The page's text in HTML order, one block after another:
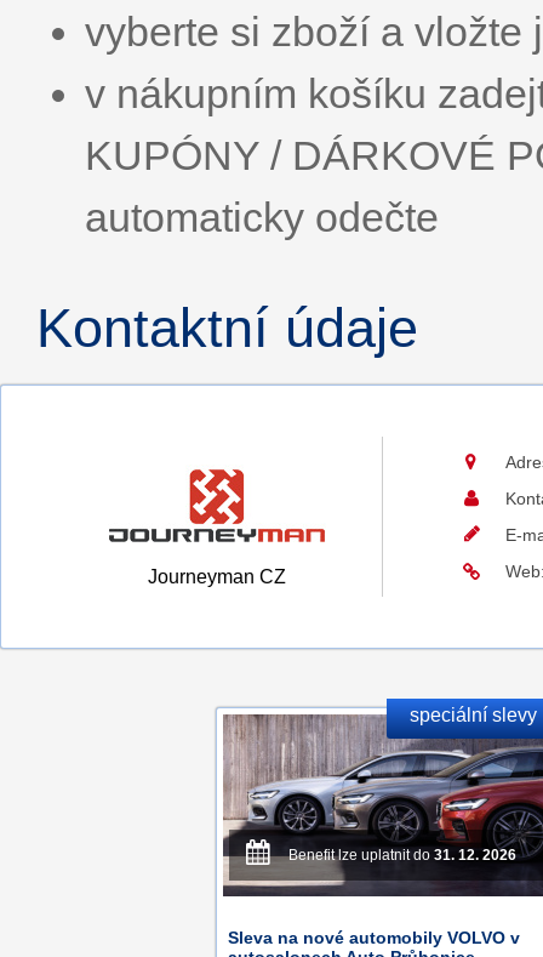
vyberte si zboží a vložte
v nákupním košíku
KUPÓNY / DÁRKOVÉ
automaticky odečte
Kontaktní údaje
Journeyman CZ
E-
speciální slevy
Benefit lze uplatnit do31. 12. 2026
Sleva na nové automobily VOLVO v